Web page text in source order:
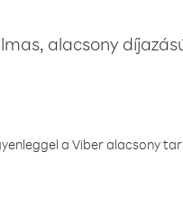
alacsony
a Viber alacsony